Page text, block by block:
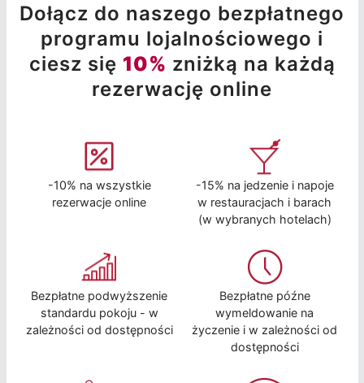
Dołącz do naszego bezpłatnego
programu lojalnościowego i
ciesz się 10% zniżką na każdą
rezerwację online
-10% na wszystkie
rezerwacje online
-15% na jedzenie i napoje
w restauracjach i barach
(w wybranych hotelach)
Bezpłatne podwyższenie
standardu pokoju - w
zależności od dostępności
Bezpłatne późne
wymeldowanie na
życzenie i w zależności od
dostępności